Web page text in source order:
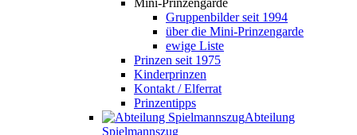
Gruppenbilder seit 1994
über die Mini-Prinzengarde
ewige Liste
Prinzen seit 1975
Kinderprinzen
Kontakt / Elferrat
Prinzentipps
Abteilung
Spielmannszug